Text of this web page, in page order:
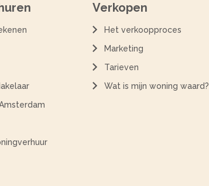
Verkopen
Het verkoopproces
Marketing
Tarieven
Wat is mijn woning waard?